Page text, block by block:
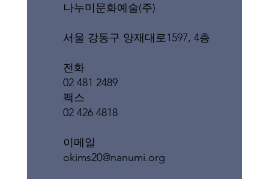
나누미문화예술(주)
서울 강동구 양재대로1597, 4층
전화
02 481 2489
팩스
02 426 4818
이메일
okims20@nanumi.org